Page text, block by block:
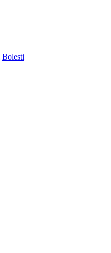
Bolesti